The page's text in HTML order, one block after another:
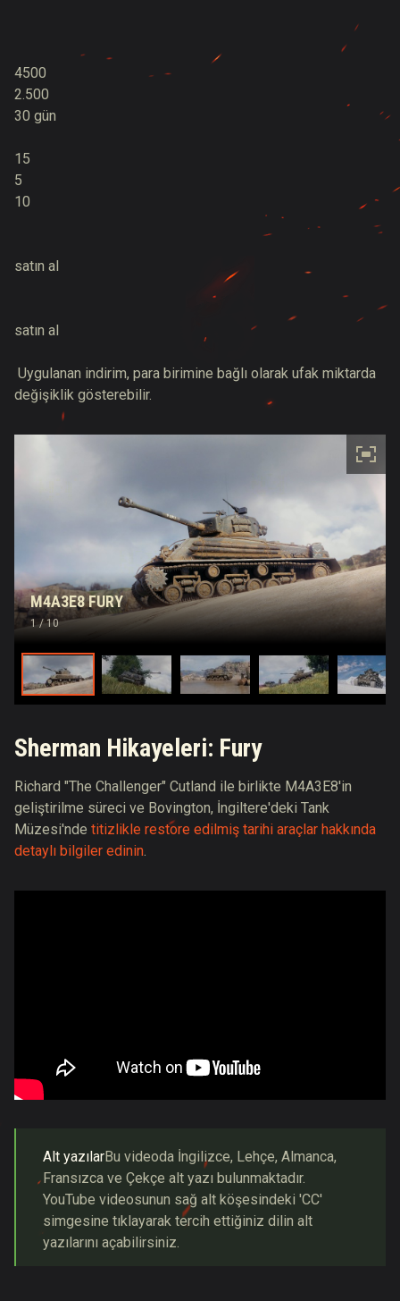
4500
2.500
30 gün
15
5
10
satın al
satın al
Uygulanan indirim, para birimine bağlı olarak ufak miktarda
değişiklik gösterebilir.
M4A3E8 FURY
1/ 10
Sherman Hikayeleri: Fury
Richard "The Challenger" Cutland ile birlikte M4A3E8'in
geliştirilme süreci ve Bovington, İngiltere'deki Tank
Müzesi'nde titizlikle restore edilmiş tarihi araçlar hakkında
detaylı bilgiler edinin
Alt yazılarBu videoda İngilizce, Lehçe, Almanca,
Fransızca ve Çekçe alt yazı bulunmaktadır.
YouTube videosunun sağ alt köşesindeki 'CC'
simgesine tıklayarak tercih ettiğiniz dilin alt
yazılarını açabilirsiniz.